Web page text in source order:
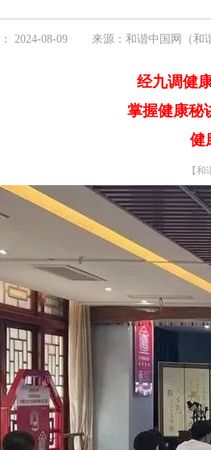
2024-08-09 来源：和谐中国网（和
经九调健
掌握健康秘
健
【和